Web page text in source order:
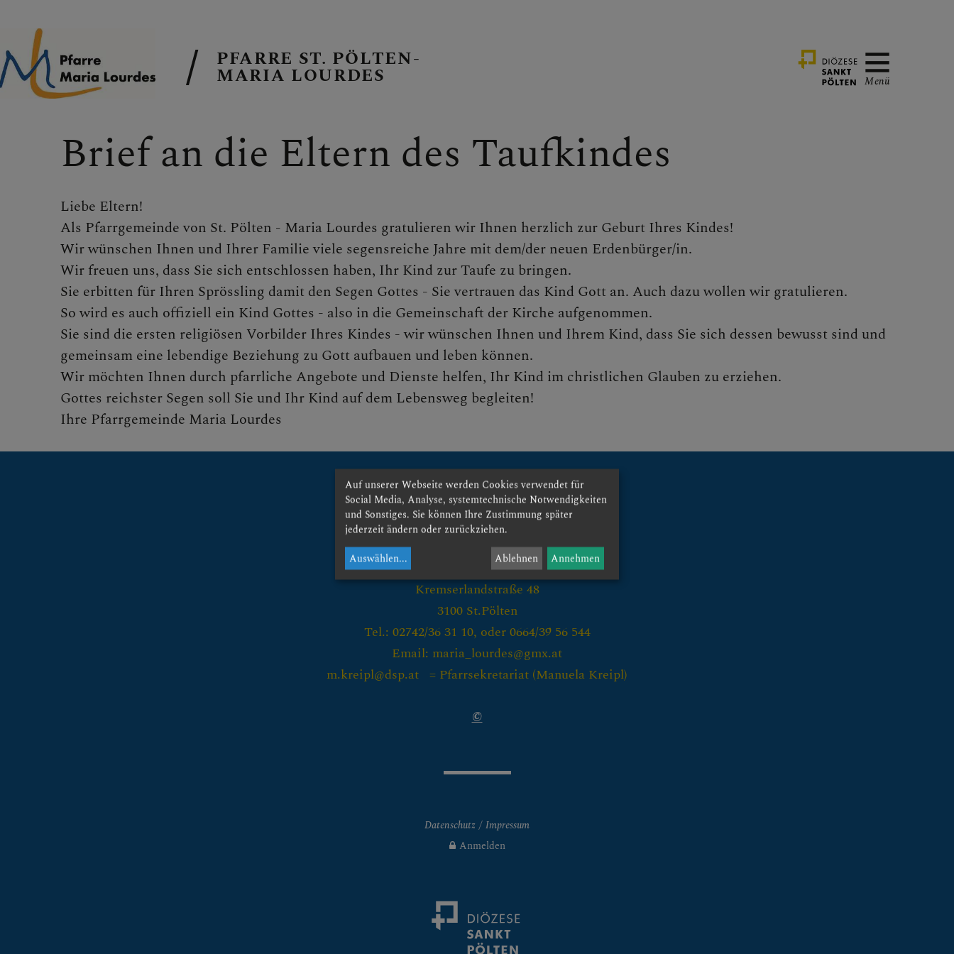
EMAIL AN DIE PFARRE
TERMINE
GALERIE
KLICKEN SIE AUF DAS "+", UM UNTERMENÜS ZU
ÖFFNEN
GRUPPEN, RUNDEN, EVENTS, AKTIONEN
GESCHICHTE DER PFARRE
CHRISTLICHES LEBEN & SAKRAMENTE
Brief an die Eltern des Taufkindes
Geschichte der Taufe
PFARRE ST. PÖLTEN-
MARIA LOURDES Menü
Brief an die Eltern des Taufkindes
Liebe Eltern!
Als Pfarrgemeinde von St. Pölten - Maria Lourdes gratulieren wir Ihnen herzlich zur Geburt Ihres Kindes!
Wir wünschen Ihnen und Ihrer Familie viele segensreiche Jahre mit dem/der neuen Erdenbürger/in.
Wir freuen uns, dass Sie sich entschlossen haben, Ihr Kind zur Taufe zu bringen.
Sie erbitten für Ihren Sprössling damit den Segen Gottes - Sie vertrauen das Kind Gott an. Auch dazu wollen wir gratulieren.
So wird es auch offiziell ein Kind Gottes - also in die Gemeinschaft der Kirche aufgenommen.
Sie sind die ersten religiösen Vorbilder Ihres Kindes - wir wünschen Ihnen und Ihrem Kind, dass Sie sich dessen bewusst sind und
gemeinsam eine lebendige Beziehung zu Gott aufbauen und leben können.
Wir möchten Ihnen durch pfarrliche Angebote und Dienste helfen, Ihr Kind im christlichen Glauben zu erziehen.
Gottes reichster Segen soll Sie und Ihr Kind auf dem Lebensweg begleiten!
Ihre Pfarrgemeinde Maria Lourdes
Kontakt:
Pfarre St.Pölten - Maria Lourdes
Kremserlandstraße 48
3100 St.Pölten
Tel.: 02742/36 31 10, oder 0664/39 56 544
Email: maria_lourdes@gmx.at
m.kreipl@dsp.at = Pfarrsekretariat (Manuela Kreipl)
©
Datenschutz
Impressum
Anmelden
Auf unserer Webseite werden Cookies verwendet für
Social Media, Analyse, systemtechnische Notwendigkeiten
und Sonstiges. Sie können Ihre Zustimmung später
jederzeit ändern oder zurückziehen.
Auswählen... Ablehnen Annehmen